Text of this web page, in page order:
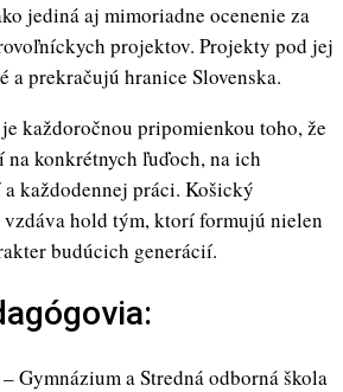
jediná aj mimoriadne ocenenie za
projektov. Projekty pod jej
a prekračujú hranice Slovenska.
každoročnou pripomienkou toho, že
konkrétnych ľuďoch, na ich
každodennej práci. Košický
hold tým, ktorí formujú nielen
budúcich generácií.
Gymnázium a Stredná odborná škola